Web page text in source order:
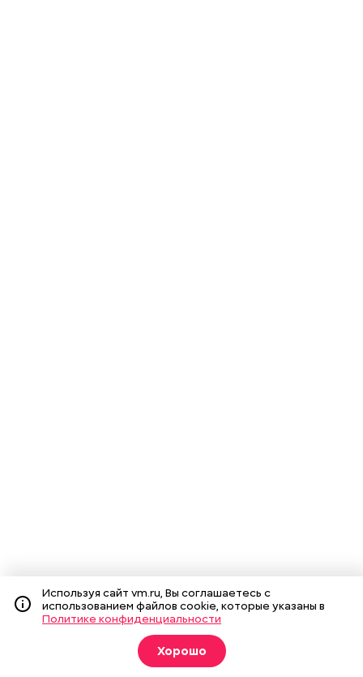
Используя сайт vm.ru, Вы соглашаетесь с
использованием файлов cookie, которые указаны в
Политике конфиденциальности
Хорошо